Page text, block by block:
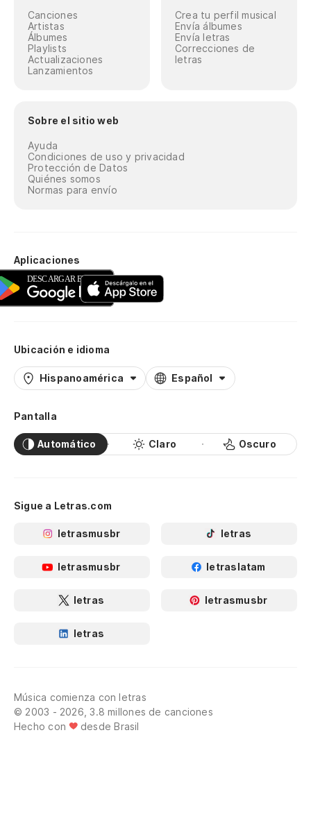
Canciones
Artistas
Álbumes
Playlists
Actualizaciones
Lanzamientos
Crea tu perfil musical
Envía álbumes
Envía letras
Correcciones de
letras
Sobre el sitio web
Ayuda
Condiciones de uso y privacidad
Protección de Datos
Quiénes somos
Normas para envío
Aplicaciones
Ubicación e idioma
Hispanoamérica Español
Pantalla
Automático Claro Oscuro
Sigue a Letras.com
letrasmusbr letras
letrasmusbr letraslatam
letras letrasmusbr
letras
Música comienza con letras
© 2003 - 2026, 3.8 millones de canciones
Hecho con
desde Brasil